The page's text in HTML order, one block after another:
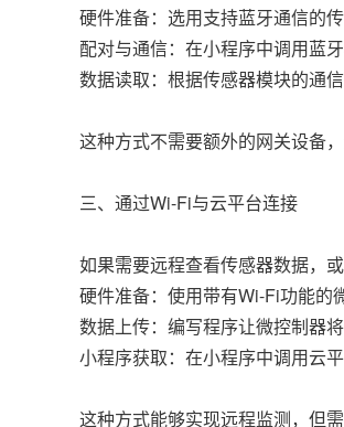
硬件准备：选用支持蓝牙通信的
配对与通信：在小程序中调用蓝
数据读取：根据传感器模块的通
这种方式不需要额外的网关设备
三、通过Wi-Fi与云平台连接
如果需要远程查看传感器数据，
硬件准备：使用带有Wi-Fi功能的
数据上传：编写程序让微控制器
小程序获取：在小程序中调用云
这种方式能够实现远程监测，但